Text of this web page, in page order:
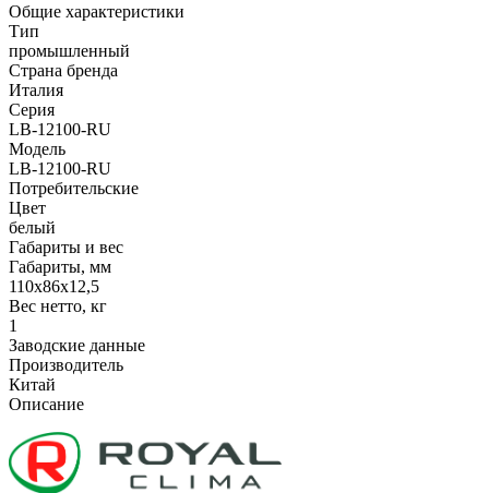
Общие характеристики
Тип
промышленный
Страна бренда
Италия
Серия
LB-12100-RU
Модель
LB-12100-RU
Потребительские
Цвет
белый
Габариты и вес
Габариты, мм
110х86х12,5
Вес нетто, кг
1
Заводские данные
Производитель
Китай
Описание